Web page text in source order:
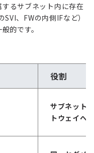
るサブネット内に存在
、FWの内側IFなど）
的です。
役割
サブネット
トウェイへ